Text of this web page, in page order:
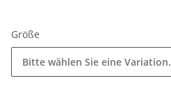
Größe
Bitte wählen Sie eine Variation.